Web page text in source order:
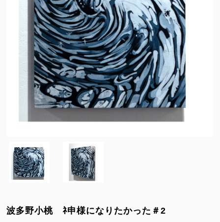
波多野小桃 ﾈ申様になりたかった＃2